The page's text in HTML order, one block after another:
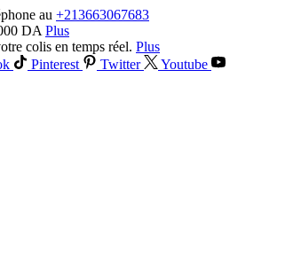
au +213663067683
DA Plus
colis en temps réel. Plus
Pinterest Twitter Youtube